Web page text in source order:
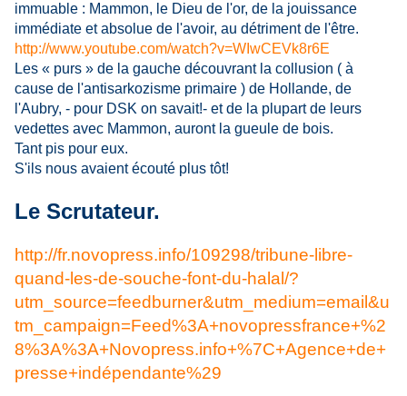
immuable : Mammon, le Dieu de l'or, de la jouissance
immédiate et absolue de l'avoir, au détriment de l'être.
http://www.youtube.com/watch?v=WIwCEVk8r6E
Les « purs » de la gauche découvrant la collusion ( à
cause de l'antisarkozisme primaire ) de Hollande, de
l'Aubry, - pour DSK on savait!- et de la plupart de leurs
vedettes avec Mammon, auront la gueule de bois.
Tant pis pour eux.
S'ils nous avaient écouté plus tôt!
Le Scrutateur.
http://fr.novopress.info/109298/tribune-libre-
quand-les-de-souche-font-du-halal/?
utm_source=feedburner&utm_medium=email&u
tm_campaign=Feed%3A+novopressfrance+%2
8%3A%3A+Novopress.info+%7C+Agence+de+
presse+indépendante%29